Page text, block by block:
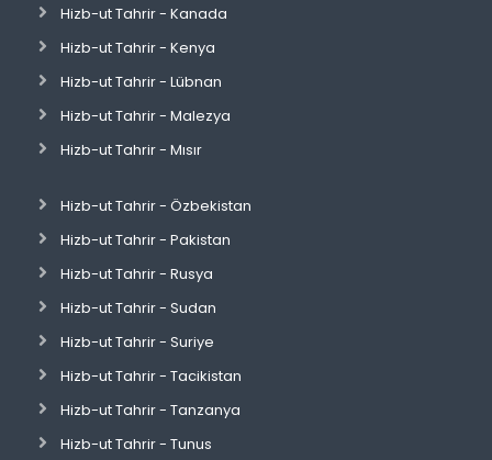
Hizb-ut Tahrir - Kanada
Hizb-ut Tahrir - Kenya
Hizb-ut Tahrir - Lübnan
Hizb-ut Tahrir - Malezya
Hizb-ut Tahrir - Mısır
Hizb-ut Tahrir - Özbekistan
Hizb-ut Tahrir - Pakistan
Hizb-ut Tahrir - Rusya
Hizb-ut Tahrir - Sudan
Hizb-ut Tahrir - Suriye
Hizb-ut Tahrir - Tacikistan
Hizb-ut Tahrir - Tanzanya
Hizb-ut Tahrir - Tunus